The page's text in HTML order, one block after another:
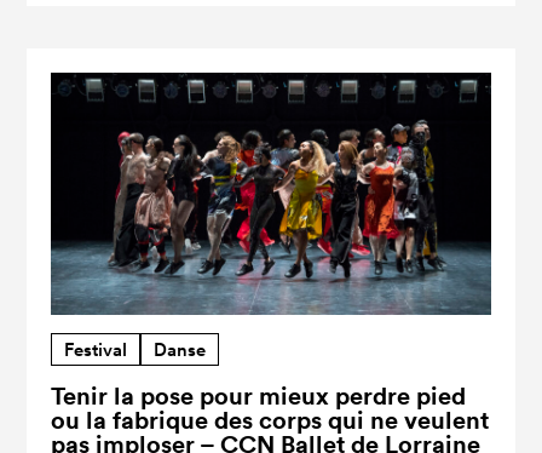
Festival Danse
Tenir la pose pour mieux perdre pied
ou la fabrique des corps qui ne veulent
pas imploser – CCN Ballet de Lorraine